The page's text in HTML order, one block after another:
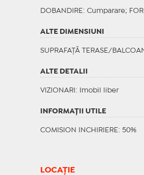
DOBANDIRE : Cumparare;
ALTE DIMENSIUNI
SUPRAFAȚĂ TERASE/
ALTE DETALII
VIZIONARI : Imobil liber
INFORMAŢII UTILE
COMISION INCHIRIERE: 50%
LOCAȚIE